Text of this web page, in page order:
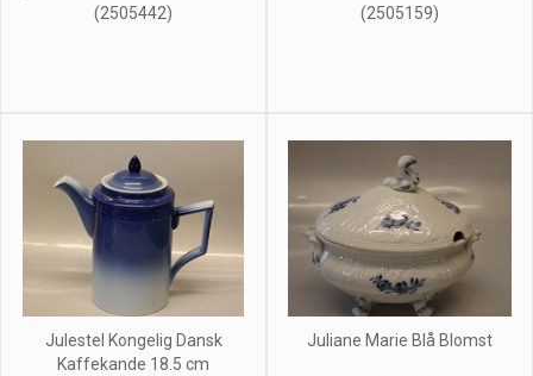
(2505442)
(2505159)
Julestel Kongelig Dansk
Kaffekande 18.5 cm
Juliane Marie Blå Blomst